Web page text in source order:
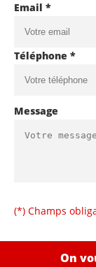
Email *
Téléphone *
Message
(*) Champs
On